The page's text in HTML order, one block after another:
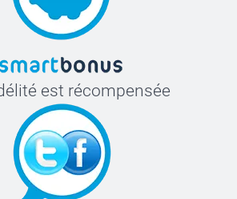
est récompensée